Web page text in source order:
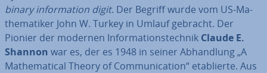
binary in­for­ma­ti­on digit. Der Begriff wurde vom US-Ma­
the­ma­ti­ker John W. Turkey in Umlauf gebracht. Der
Pionier der modernen In­for­ma­ti­ons­tech­nik Claude E.
Shannon war es, der es 1948 in seiner Ab­hand­lung „A
Ma­the­ma­ti­cal Theory of Com­mu­ni­ca­ti­on“ eta­blier­te. Aus